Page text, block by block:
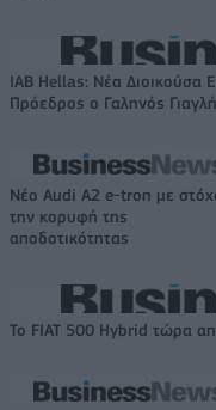
IAB Hellas: Νέα Διοικούσα
Πρόεδρος ο Γαληνός
Νέο Audi A2 e-tron με
την κορυφή της
αποδοτικότητας
Το FIAT 500 Hybrid τώρα